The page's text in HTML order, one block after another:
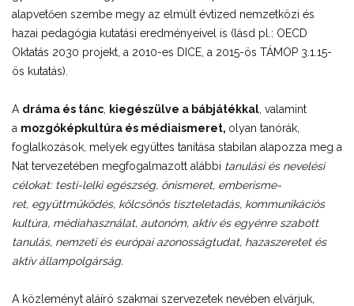
alapvetően szembe megy az elmúlt évtized nemzetközi és
hazai pedagógia kutatási eredményeivel is (lásd pl.: OECD
Oktatás 2030 projekt, a 2010-es DICE, a 2015-ös TÁMOP 3.1.15-
ös kutatás).
A dráma és tánc kiegészülve a bábjátékkal , valamint
a mozgóképkultúra és média­isme­ret, olyan tanórák,
foglalkozások, melyek együttes tanítása stabilan alapozza meg a
Nat tervezetében megfogalmazott alábbi tanulási és nevelési
célokat: testi-lelki egész­ség, önismeret, ember­isme­
ret, együttműködés, kölcsönös tiszteletadás, kommunikációs
kultú­ra, médiahasz­ná­lat, autonóm, aktív és egyénre szabott
tanulás, nemzeti és európai azo­nosság­tudat, hazaszeretet és
aktív állampolgárság.
A közleményt aláíró szakmai szervezetek nevében elvárjuk,